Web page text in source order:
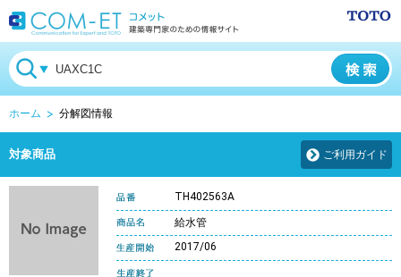
ホーム 分解図情報
対象商品 ご利用ガイド
TH402563A
給水管
2017/06